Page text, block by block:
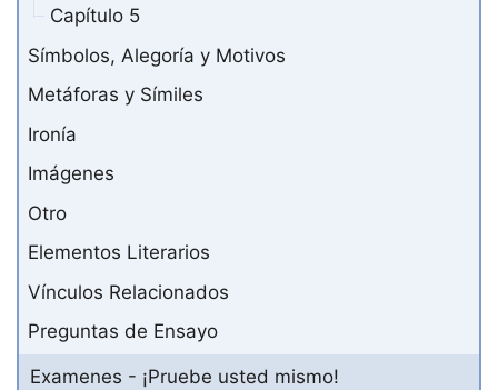
Capítulo 5
Símbolos, Alegoría y Motivos
Metáforas y Símiles
Ironía
Imágenes
Otro
Elementos Literarios
Vínculos Relacionados
Preguntas de Ensayo
Examenes - ¡Pruebe usted mismo!